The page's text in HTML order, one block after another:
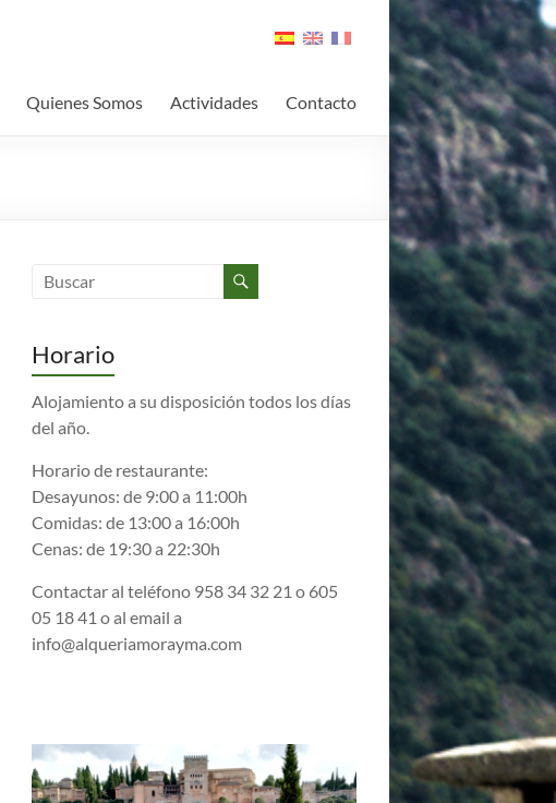
Quienes Somos Actividades Contacto
Horario
Alojamiento a su disposición todos los días
del año.
Horario de restaurante:
Desayunos: de 9:00 a 11:00h
Comidas: de 13:00 a 16:00h
Cenas: de 19:30 a 22:30h
Contactar al teléfono 958 34 32 21 o 605
05 18 41 o al email a
info@alqueriamorayma.com